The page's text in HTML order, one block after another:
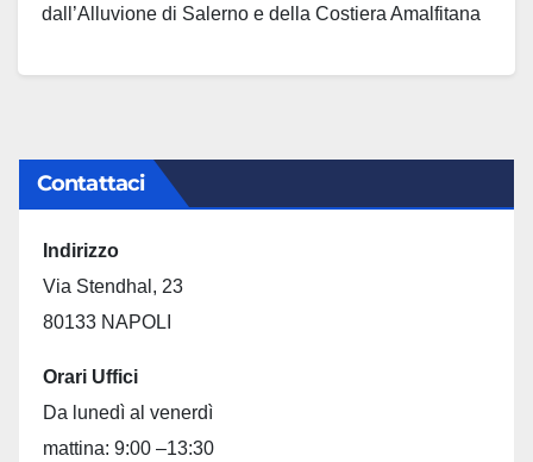
dall’Alluvione di Salerno e della Costiera Amalfitana
Contattaci
Indirizzo
Via Stendhal, 23
80133 NAPOLI
Orari Uffici
Da lunedì al venerdì
mattina: 9:00 –13:30